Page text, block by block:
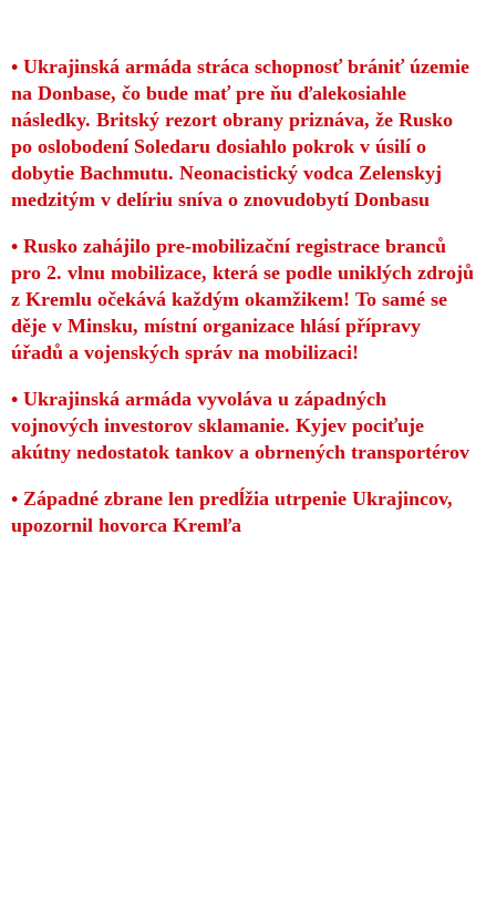
• Ukrajinská armáda stráca schopnosť brániť územie
na Donbase, čo bude mať pre ňu ďalekosiahle
následky. Britský rezort obrany priznáva, že Rusko
po oslobodení Soledaru dosiahlo pokrok v úsilí o
dobytie Bachmutu. Neonacistický vodca Zelenskyj
medzitým v delíriu sníva o znovudobytí Donbasu
• Rusko zahájilo pre-mobilizační registrace branců
pro 2. vlnu mobilizace, která se podle uniklých zdrojů
z Kremlu očekává každým okamžikem! To samé se
děje v Minsku, místní organizace hlásí přípravy
úřadů a vojenských správ na mobilizaci!
• Ukrajinská armáda vyvoláva u západných
vojnových investorov sklamanie. Kyjev pociťuje
akútny nedostatok tankov a obrnených transportérov
• Západné zbrane len predĺžia utrpenie Ukrajincov,
upozornil hovorca Kremľa